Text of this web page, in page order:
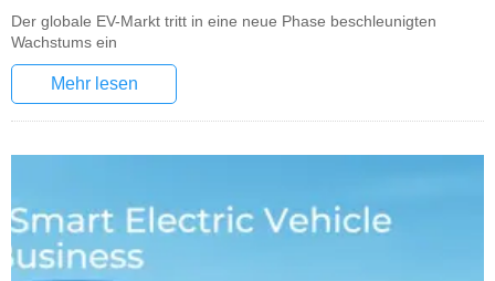
Der globale EV-Markt tritt in eine neue Phase beschleunigten
Wachstums ein
Mehr lesen